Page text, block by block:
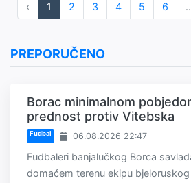
‹ 1 2 3 4 5 6
PREPORUČENO
Borac minimalnom
prednost protiv Vitebska
Fudbal 06.08.2026 22:47
Fudbaleri banjalučkog Borca
domaćem terenu ekipu